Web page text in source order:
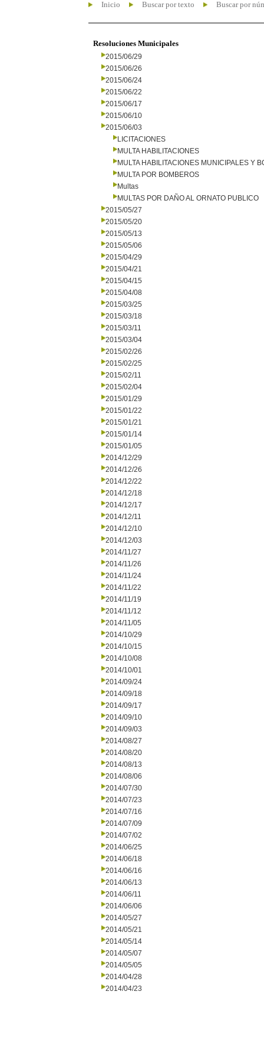
Inicio Buscar por texto Buscar por
Resoluciones Municipales
2015/06/29
2015/06/26
2015/06/24
2015/06/22
2015/06/17
2015/06/10
2015/06/03
LICITACIONES
MULTA HABILITACIONES
MULTA HABILITACIONES MUNICIPALES Y
MULTA POR BOMBEROS
Multas
MULTAS POR DAÑO AL ORNATO PUBLICO
2015/05/27
2015/05/20
2015/05/13
2015/05/06
2015/04/29
2015/04/21
2015/04/15
2015/04/08
2015/03/25
2015/03/18
2015/03/11
2015/03/04
2015/02/26
2015/02/25
2015/02/11
2015/02/04
2015/01/29
2015/01/22
2015/01/21
2015/01/14
2015/01/05
2014/12/29
2014/12/26
2014/12/22
2014/12/18
2014/12/17
2014/12/11
2014/12/10
2014/12/03
2014/11/27
2014/11/26
2014/11/24
2014/11/22
2014/11/19
2014/11/12
2014/11/05
2014/10/29
2014/10/15
2014/10/08
2014/10/01
2014/09/24
2014/09/18
2014/09/17
2014/09/10
2014/09/03
2014/08/27
2014/08/20
2014/08/13
2014/08/06
2014/07/30
2014/07/23
2014/07/16
2014/07/09
2014/07/02
2014/06/25
2014/06/18
2014/06/16
2014/06/13
2014/06/11
2014/06/06
2014/05/27
2014/05/21
2014/05/14
2014/05/07
2014/05/05
2014/04/28
2014/04/23